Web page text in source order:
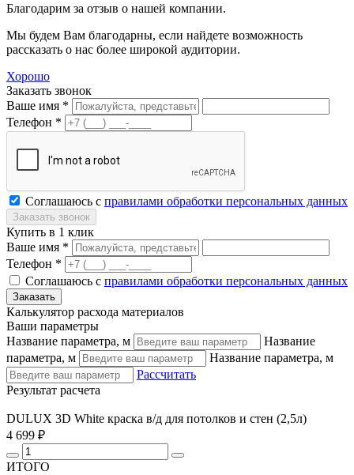
Благодарим за отзыв о нашей компании.
Мы будем Вам благодарны, если найдете возможность
рассказать о нас более широкой аудитории.
Хорошо
Заказать звонок
Ваше имя *
Телефон *
Соглашаюсь с правилами обработки персональных данных
Купить в 1 клик
Ваше имя *
Телефон *
Соглашаюсь с правилами обработки персональных данных
Калькулятор расхода материалов
Ваши параметры
Название параметра, м
Название
параметра, м
Название параметра, м
Рассчитать
Результат расчета
DULUX 3D White краска в/д для потолков и стен (2,5л)
4 699 ₽
ИТОГО